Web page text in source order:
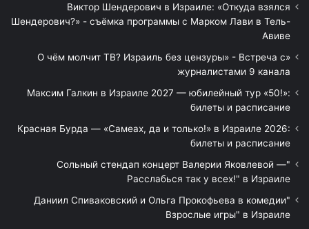
Виктор Шендерович в Израиле: «Откуда взялся
Шендерович?» - съёмка программы с Марком Лави в Тель-
Авиве
«О чём молчит ТВ? Израиль без цензуры» - Встреча с
журналистами 9 канала
Максим Галкин в Израиле 2027 — юбилейный тур «50!»:
билеты и расписание
Красная Бурда — «Самеах, да и только!» в Израиле 2026:
билеты и расписание
"Сольный стендап концерт Валерии Яковлевой —
Расслабься так у всех!" в Израиле
"Даниил Спиваковский и Ольга Прокофьева в комедии
Взрослые игры" в Израиле